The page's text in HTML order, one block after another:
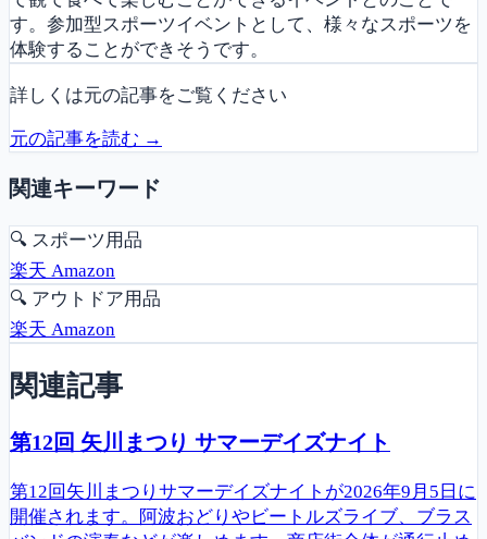
す。参加型スポーツイベントとして、様々なスポーツを
体験することができそうです。
詳しくは元の記事をご覧ください
元の記事を読む →
関連キーワード
🔍 スポーツ用品
楽天 Amazon
🔍 アウトドア用品
楽天 Amazon
関連記事
第12回 矢川まつり サマーデイズナイト
第12回矢川まつりサマーデイズナイトが2026年9月5日に
開催されます。阿波おどりやビートルズライブ、ブラス